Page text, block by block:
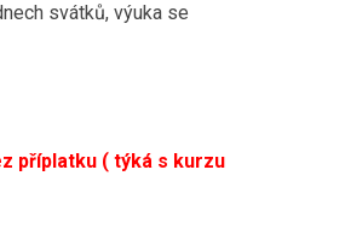
svátků, výuka se
příplatku ( týká s kurzu